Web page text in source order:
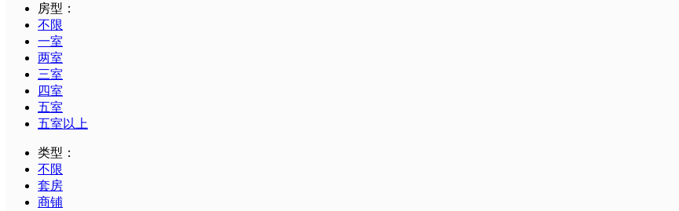
房型：
不限
一室
两室
三室
四室
五室
五室以上
类型：
不限
套房
商铺